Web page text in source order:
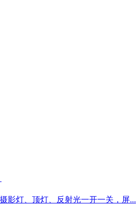
影灯、顶灯、反射光一开一关，屏...